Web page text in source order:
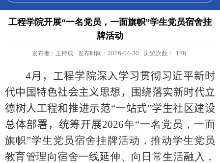
工程学院开展“一名党员，一面旗帜”学生党员宿舍挂
牌活动
发布者：王博成 发布时间：2026-04-30 浏览次数： 188
4月，工程学院深入学习贯彻习近平新时
代中国特色社会主义思想，围绕落实新时代立
德树人工程和推进示范“一站式”学生社区建设
总体部署，统筹开展2026年“一名党员，一面
旗帜”学生党员宿舍挂牌活动，推动学生党员
教育管理向宿舍一线延伸、向日常生活融入，